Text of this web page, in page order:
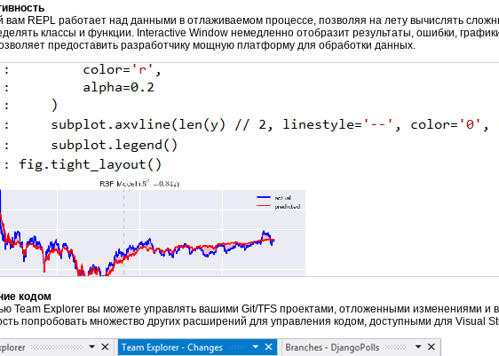
вам REPL работает над данными в отлаживаемом процессе, позволяя на лету вычислять
классы и функции. Interactive Window немедленно отобразит результаты, ошибки,
предоставить разработчику мощную платформу для обработки данных.
кодом
Team Explorer вы можете управлять вашими Git/TFS проектами, отложенными изменениями и
попробовать множество других расширений для управления кодом, доступными для Visual